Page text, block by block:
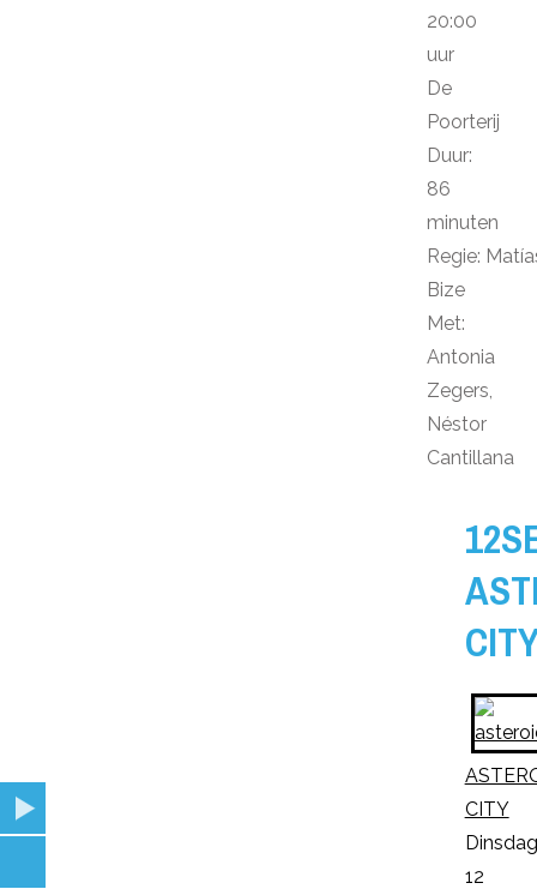
20:00
uur
De
Poorterij
Duur:
86
minuten
Regie:
Bize
Met:
Antonia
Zegers,
Néstor
Cantillana
CITY
Dinsdag
12